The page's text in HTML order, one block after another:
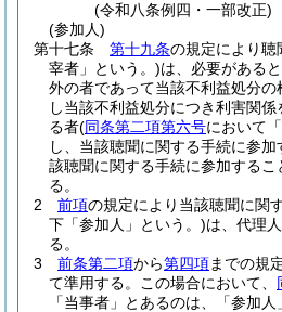
(令和八条例四・一部改正)
(参加人)
第十七条
第十九条の規定により聴
宰者」という。)は、必要がある
外の者であって当該不利益処分の
し当該不利益処分につき利害関
る者(同条第二項第六号において
し、当該聴聞に関する手続に参
該聴聞に関する手続に参加するこ
る。
2
前項の規定により当該聴聞に関
下「参加人」という。)は、代理
る。
3
前条第二項から第四項までの規
て準用する。
この場合において、
「当事者」とあるのは、「参加